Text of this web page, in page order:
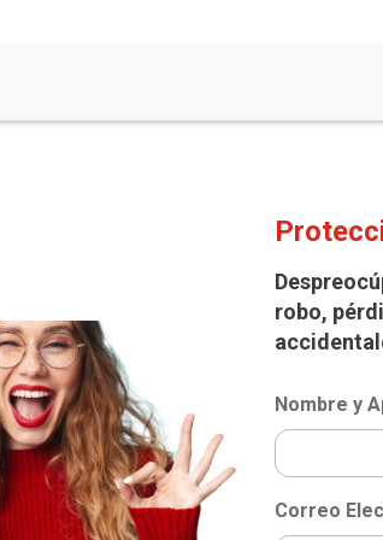
robo,
Nombre y
Correo